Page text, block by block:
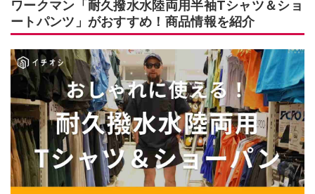
ワークマン「耐久撥水水陸両用半袖Tシャツ＆ショ
ートパンツ」がおすすめ！商品情報を紹介